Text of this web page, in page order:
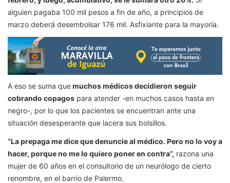
alguien pagaba 100 mil pesos a fin de año, a principios de
marzo deberá desembolsar 176 mil. Asfixiante para la mayoría.
A eso se suma quemuchos médicos decidieron seguir
cobrando copagos para atender -en muchos casos hasta en
negro-, por lo que los pacientes se encuentran ante una
situación desesperante que lacera sus bolsillos.
“La prepaga me dice que denuncie al médico. Pero no lo voy a
hacer, porque no me lo quiero poner en contra”, razona una
mujer de 60 años en el consultorio de un neurólogo de cierto
renombre, en el barrio de Palermo.